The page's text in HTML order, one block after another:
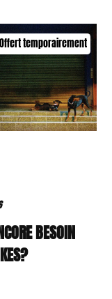
Offert temporairement
BESOIN